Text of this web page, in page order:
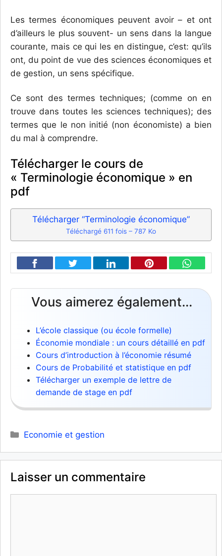
Les termes économiques peuvent avoir – et ont
d’ailleurs le plus souvent- un sens dans la langue
courante, mais ce qui les en distingue, c’est: qu’ils
ont, du point de vue des sciences économiques et
de gestion, un sens spécifique.
Ce sont des termes techniques; (comme on en
trouve dans toutes les sciences techniques); des
termes que le non initié (non économiste) a bien
du mal à comprendre.
Télécharger le cours de
« Terminologie économique » en
pdf
Télécharger “Terminologie économique”
Téléchargé 611 fois – 787 Ko
Vous aimerez également...
L’école classique (ou école formelle)
Économie mondiale : un cours détaillé en pdf
Cours d’introduction à l’économie résumé
Cours de Probabilité et statistique en pdf
Télécharger un exemple de lettre de
demande de stage en pdf
Catégories
Economie et gestion
Laisser un commentaire